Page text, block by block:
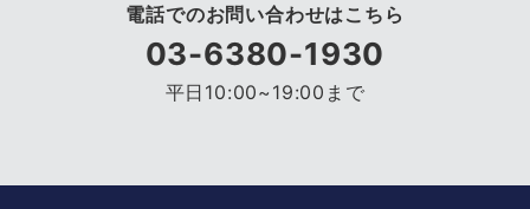
電話でのお問い合わせはこちら
03-6380-1930
平日10:00~19:00まで